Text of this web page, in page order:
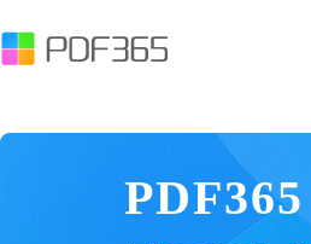
PDF365